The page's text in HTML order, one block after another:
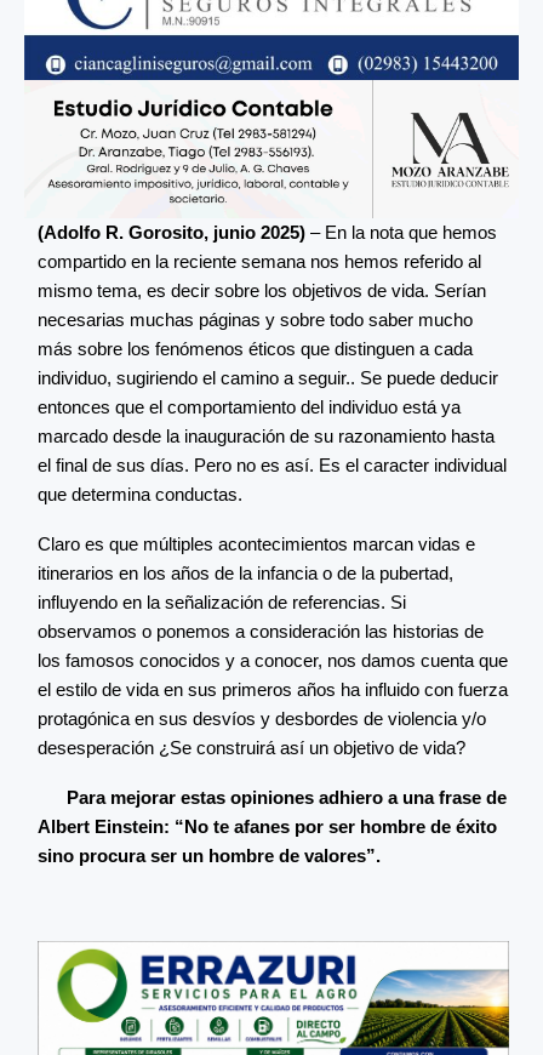
(Adolfo R. Gorosito, junio 2025) – En la nota que hemos
compartido en la reciente semana nos hemos referido al
mismo tema, es decir sobre los objetivos de vida. Serían
necesarias muchas páginas y sobre todo saber mucho
más sobre los fenómenos éticos que distinguen a cada
individuo, sugiriendo el camino a seguir.. Se puede deducir
entonces que el comportamiento del individuo está ya
marcado desde la inauguración de su razonamiento hasta
el final de sus días. Pero no es así. Es el caracter individual
que determina conductas.
Claro es que múltiples acontecimientos marcan vidas e
itinerarios en los años de la infancia o de la pubertad,
influyendo en la señalización de referencias. Si
observamos o ponemos a consideración las historias de
los famosos conocidos y a conocer, nos damos cuenta que
el estilo de vida en sus primeros años ha influido con fuerza
protagónica en sus desvíos y desbordes de violencia y/o
desesperación ¿Se construirá así un objetivo de vida?
Para mejorar estas opiniones adhiero a una frase de
Albert Einstein: “No te afanes por ser hombre de éxito
sino procura ser un hombre de valores”.